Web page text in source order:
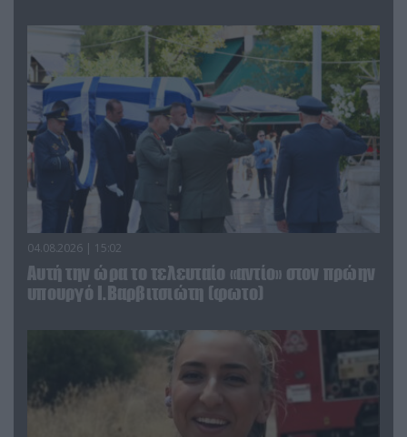
04.08.2026 | 15:02
Αυτή την ώρα το τελευταίο «αντίο» στον πρώην
υπουργό Ι.Βαρβιτσιώτη (φωτο)